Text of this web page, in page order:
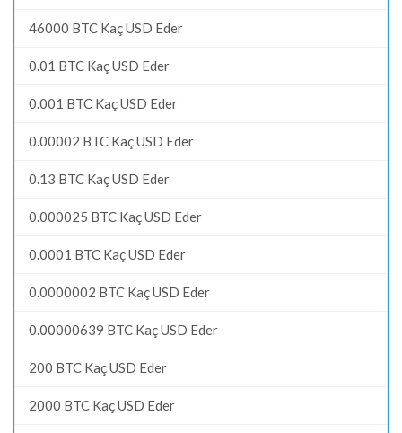
46000 BTC Kaç USD Eder
0.01 BTC Kaç USD Eder
0.001 BTC Kaç USD Eder
0.00002 BTC Kaç USD Eder
0.13 BTC Kaç USD Eder
0.000025 BTC Kaç USD Eder
0.0001 BTC Kaç USD Eder
0.0000002 BTC Kaç USD Eder
0.00000639 BTC Kaç USD Eder
200 BTC Kaç USD Eder
2000 BTC Kaç USD Eder